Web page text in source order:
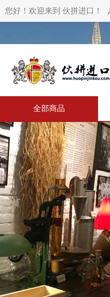
您好！欢迎来到 伙拼进口！
全部商品